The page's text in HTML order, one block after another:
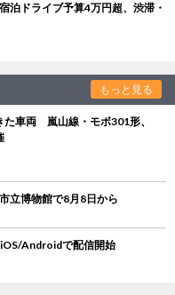
ドライブ予算4万円超、渋滞・
もっと見る
た車両 嵐山線・モボ301形、
立博物館で8月8日から
Androidで配信開始